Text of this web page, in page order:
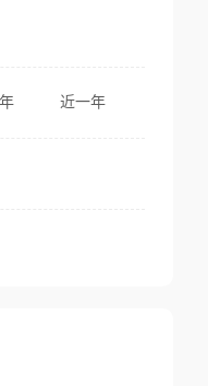
近一年